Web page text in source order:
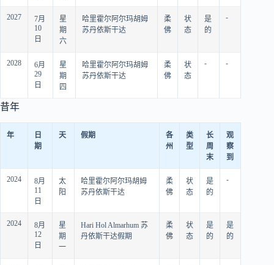
2027
7月
10
日
星
期
六
哈里霍尔阿尔玛胡姆
苏丹依斯干达
柔
佛
状
态
是
的
-
2028
6月
29
日
星
期
四
哈里霍尔阿尔玛胡姆
苏丹依斯干达
柔
佛
状
态
- -
昔年
年
日
期
天 假期
各
州
类
型
长
周
末
观
察
到
2024
8月
11
日
太
阳
哈里霍尔阿尔玛胡姆
苏丹依斯干达
柔
佛
状
态
是
的
-
2024
8月
12
日
星
期
一
Hari Hol Almarhum 苏
丹依斯干达假期
柔
佛
状
态
是
的
是
的